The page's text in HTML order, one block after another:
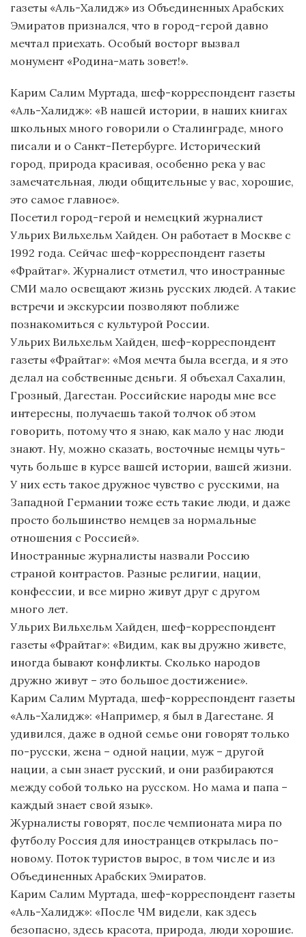
газеты «Аль-Халидж» из Объединенных Арабских
Эмиратов признался, что в город-герой давно
мечтал приехать. Особый восторг вызвал
монумент «Родина-мать зовет!».
Карим Салим Муртада, шеф-корреспондент газеты
«Аль-Халидж»: «В нашей истории, в наших книгах
школьных много говорили о Сталинграде, много
писали и о Санкт-Петербурге. Исторический
город, природа красивая, особенно река у вас
замечательная, люди общительные у вас, хорошие,
это самое главное».
Посетил город-герой и немецкий журналист
Ульрих Вильхельм Хайден. Он работает в Москве с
1992 года. Сейчас шеф-корреспондент газеты
«Фрайтаг». Журналист отметил, что иностранные
СМИ мало освещают жизнь русских людей. А такие
встречи и экскурсии позволяют поближе
познакомиться с культурой России.
Ульрих Вильхельм Хайден, шеф-корреспондент
газеты «Фрайтаг»: «Моя мечта была всегда, и я это
делал на собственные деньги. Я объехал Сахалин,
Грозный, Дагестан. Российские народы мне все
интересны, получаешь такой толчок об этом
говорить, потому что я знаю, как мало у нас люди
знают. Ну, можно сказать, восточные немцы чуть-
чуть больше в курсе вашей истории, вашей жизни.
У них есть такое дружное чувство с русскими, на
Западной Германии тоже есть такие люди, и даже
просто большинство немцев за нормальные
отношения с Россией».
Иностранные журналисты назвали Россию
страной контрастов. Разные религии, нации,
конфессии, и все мирно живут друг с другом
много лет.
Ульрих Вильхельм Хайден, шеф-корреспондент
газеты «Фрайтаг»: «Видим, как вы дружно живете,
иногда бывают конфликты. Сколько народов
дружно живут – это большое достижение».
Карим Салим Муртада, шеф-корреспондент газеты
«Аль-Халидж»: «Например, я был в Дагестане. Я
удивился, даже в одной семье они говорят только
по-русски, жена – одной нации, муж – другой
нации, а сын знает русский, и они разбираются
между собой только на русском. Но мама и папа –
каждый знает свой язык».
Журналисты говорят, после чемпионата мира по
футболу Россия для иностранцев открылась по-
новому. Поток туристов вырос, в том числе и из
Объединенных Арабских Эмиратов.
Карим Салим Муртада, шеф-корреспондент газеты
«Аль-Халидж»: «После ЧМ видели, как здесь
безопасно, здесь красота, природа, люди хорошие.